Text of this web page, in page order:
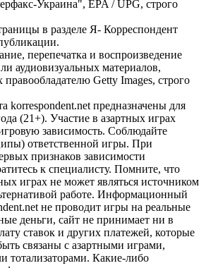
Украина", EPA / UPG, строго
в разделе Я- Корреспондент
перепечатка и воспроизведение
аудиовизуальных материалов,
Getty Images, строго
korrespondent.net предназначены для
(21+). Участие в азартных играх
зависимость. Соблюдайте
ответственной игры. При
признаков зависимости
к специалисту. Помните, что
играх не может являться источником
работе. Информационный
не проводит игры на реальные
деньги, сайт не принимает ни в
ставок и других платежей, которые
связаны с азартными играми,
тотализаторами. Какие-либо